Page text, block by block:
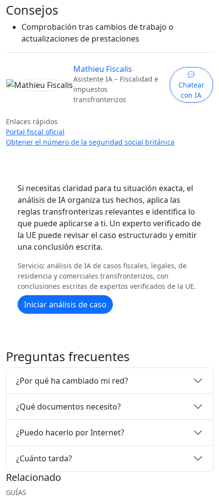
Consejos
Comprobación tras cambios de trabajo o
actualizaciones de prestaciones
Mathieu Fiscalis
Asistente IA – Fiscalidad e
impuestos
transfronterizos
Chatear
con IA
Enlaces rápidos
Portal fiscal oficial
Obtener el número de la seguridad social británica
Si necesitas claridad para tu situación exacta, el
análisis de IA organiza tus hechos, aplica las
reglas transfronterizas relevantes e identifica lo
que puede aplicarse a ti. Un experto verificado de
la UE puede revisar el caso estructurado y emitir
una conclusión escrita.
Servicio: análisis de IA de casos fiscales, legales, de
residencia y comerciales transfronterizos, con
conclusiones escritas de expertos verificados de la UE.
Iniciar análisis de caso
Preguntas frecuentes
¿Por qué ha cambiado mi red?
¿Qué documentos necesito?
¿Puedo hacerlo por Internet?
¿Cuánto tarda?
Relacionado
GUÍAS